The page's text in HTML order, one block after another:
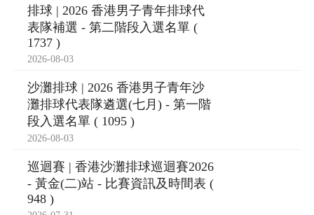
排球 | 2026 香港男子青年排球代
表隊補選 - 第二階段入選名單 (
1737 )
2026-08-03
沙灘排球 | 2026 香港男子青年沙
灘排球代表隊遴選(七月) - 第一階
段入選名單 ( 1095 )
2026-08-03
巡迴賽 | 香港沙灘排球巡迴賽2026
- 黃金(二)站 - 比賽資訊及時間表 (
948 )